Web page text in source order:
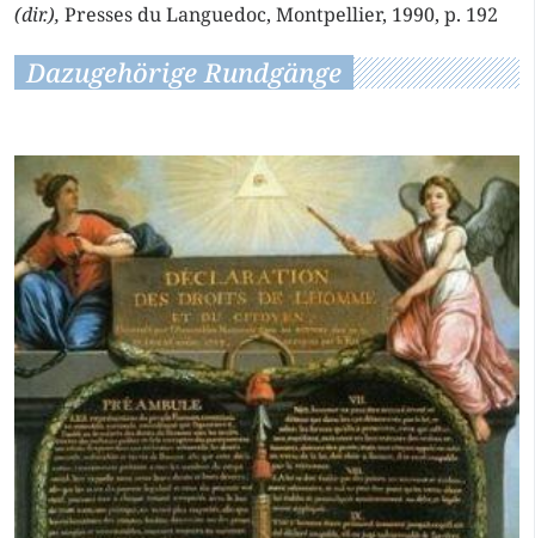
(dir.), Presses du Languedoc, Montpellier, 1990, p. 192
Dazugehörige Rundgänge